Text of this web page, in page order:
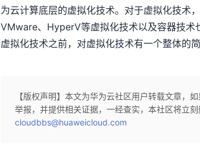
为云计算底层的虚拟化技术。对于虚拟化技术
VMware、HyperV等虚拟化技术以及容器技术
虚拟化技术之前，对虚拟化技术有一个整体的简
【版权声明】本文为华为云社区用户转载文章，
举报，并提供相关证据，一经查实，本社区将立刻
cloudbbs@huaweicloud.com